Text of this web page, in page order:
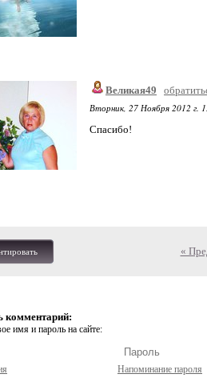
Великая49
Вторник, 27 Ноября 2012 г.
Спасибо!
«
комментарий:
имя и пароль на сайте:
Напоминание пароля